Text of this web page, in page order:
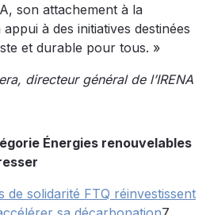
son attachement à la
à des initiatives destinées
et durable pour tous. »
directeur général de l’IRENA
Énergies renouvelables
de solidarité FTQ réinvestissent